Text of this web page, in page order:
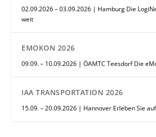
02.09.2026 – 03.09.2026 | Hamburg Die
weit
EMOKON 2026
09.09. – 10.09.2026 | ÖAMTC Teesdorf Die
IAA TRANSPORTATION 2026
15.09. – 20.09.2026 | Hannover Erleben Sie